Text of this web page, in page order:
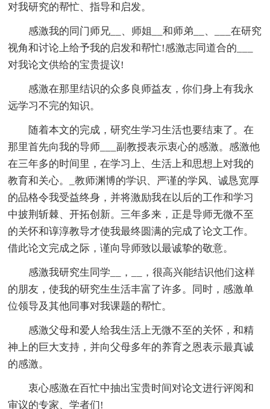
对我研究的帮忙、指导和启发。
感激我的同门师兄__、师姐__和师弟__、___在研究
视角和讨论上给予我的启发和帮忙!感激志同道合的___
对我论文供给的宝贵提议!
感激在那里结识的众多良师益友，你们身上有我永
远学习不完的知识。
随着本文的完成，研究生学习生活也要结束了。在
那里首先向我的导师___副教授表示衷心的感激。感激他
在三年多的时间里，在学习上、生活上和思想上对我的
教育和关心。_教师渊博的学识、严谨的学风、诚恳宽厚
的品格令我受益终身，并将激励我在以后的工作和学习
中披荆斩棘、开拓创新。三年多来，正是导师无微不至
的关怀和谆淳教导才使我最终圆满的完成了论文工作。
借此论文完成之际，谨向导师致以最诚挚的敬意。
感激我研究生同学__，__，很高兴能结识他们这样
的朋友，使我的研究生生活丰富了许多。同时，感激单
位领导及其他同事对我课题的帮忙。
感激父母和爱人给我生活上无微不至的关怀，和精
神上的巨大支持，并向父母多年的养育之恩表示最真诚
的感激。
衷心感激在百忙中抽出宝贵时间对论文进行评阅和
审议的专家、学者们!